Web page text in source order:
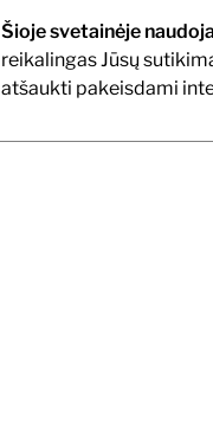
Šioje svetainėje
reikalingas Jūsų
atšaukti pakeisdami